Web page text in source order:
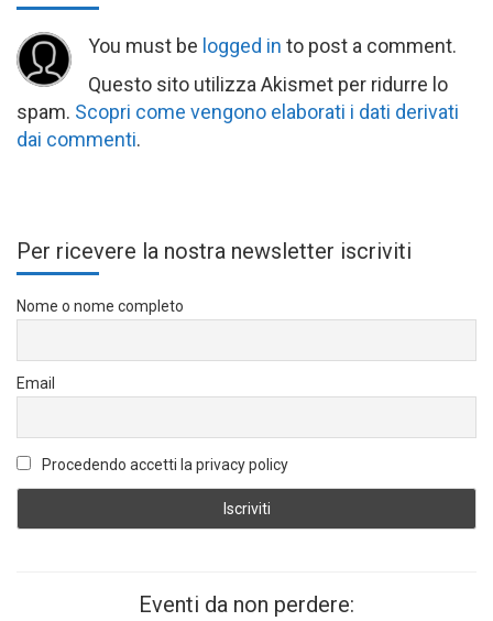
You must be logged in to post a comment.
Questo sito utilizza Akismet per ridurre lo
spam. Scopri come vengono elaborati i dati derivati
dai commenti.
Per ricevere la nostra newsletter iscriviti
Nome o nome completo
Email
Procedendo accetti la privacy policy
Eventi da non perdere: